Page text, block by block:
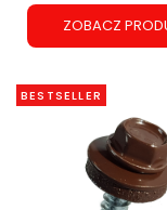
ZOBACZ
BESTSELLER